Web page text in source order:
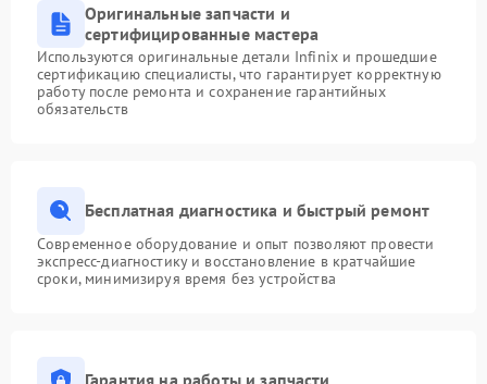
Оригинальные запчасти и
сертифицированные мастера
Используются оригинальные детали Infinix и прошедшие
сертификацию специалисты, что гарантирует корректную
работу после ремонта и сохранение гарантийных
обязательств
Бесплатная диагностика и быстрый ремонт
Современное оборудование и опыт позволяют провести
экспресс-диагностику и восстановление в кратчайшие
сроки, минимизируя время без устройства